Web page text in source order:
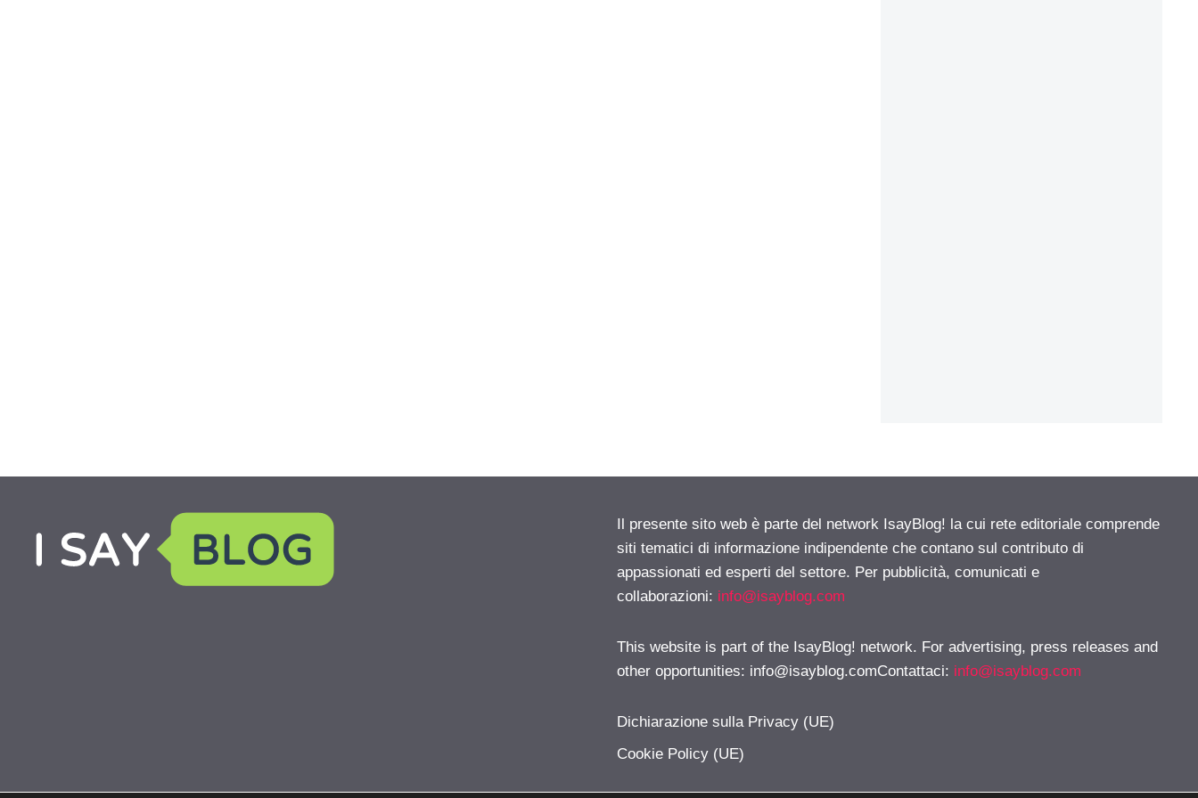
Il presente sito web è parte del network IsayBlog! la cui rete editoriale comprende
siti tematici di informazione indipendente che contano sul contributo di
appassionati ed esperti del settore. Per pubblicità, comunicati e
collaborazioni: info@isayblog.com
This website is part of the IsayBlog! network. For advertising, press releases and
other opportunities: info@isayblog.comContattaci: info@isayblog.com
Dichiarazione sulla Privacy (UE)
Cookie Policy (UE)